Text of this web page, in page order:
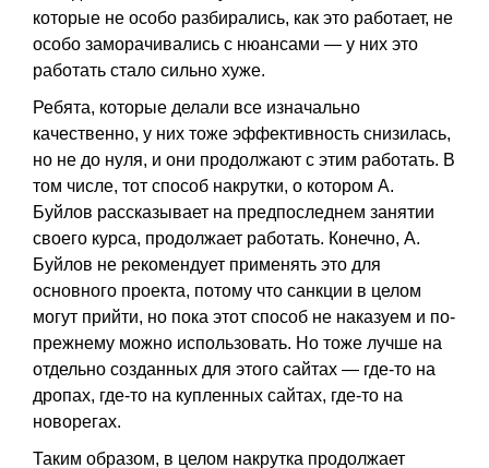
которые не особо разбирались, как это работает, не
особо заморачивались с нюансами — у них это
работать стало сильно хуже.
Ребята, которые делали все изначально
качественно, у них тоже эффективность снизилась,
но не до нуля, и они продолжают с этим работать. В
том числе, тот способ накрутки, о котором А.
Буйлов рассказывает на предпоследнем занятии
своего курса, продолжает работать. Конечно, А.
Буйлов не рекомендует применять это для
основного проекта, потому что санкции в целом
могут прийти, но пока этот способ не наказуем и по-
прежнему можно использовать. Но тоже лучше на
отдельно созданных для этого сайтах — где-то на
дропах, где-то на купленных сайтах, где-то на
новорегах.
Таким образом, в целом накрутка продолжает